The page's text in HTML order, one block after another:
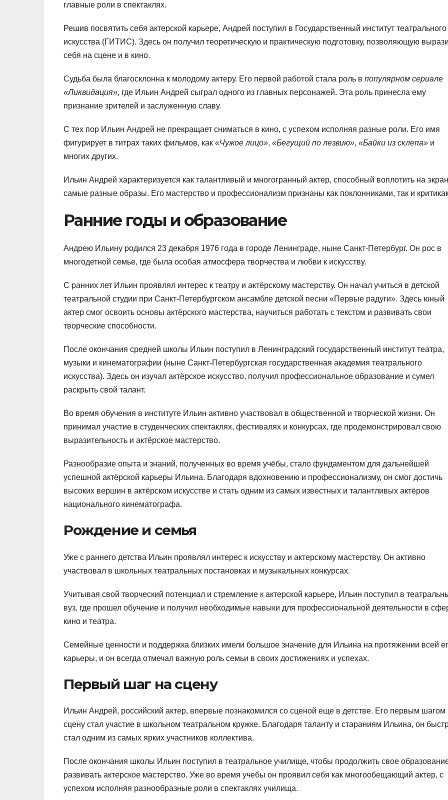
главные роли в спектаклях.
Решив посвятить себя актерской карьере, Андрей поступил в Государственный институт театрального
искусства (ГИТИС). Здесь он получил теоретическую и практическую подготовку, позволяющую
себя на сцене и в кино.
Судьба была благосклонна к молодому актеру. Его первой работой стала роль в популярном сериале
«Ликвидация», где Ильин Андрей сыграл одного из главных персонажей. Эта роль принесла ему
признание зрителей и заслуженную славу.
С тех пор Ильин Андрей не прекращает сниматься в кино, с успехом исполняя разные роли. Его имя
фигурирует в титрах таких фильмов, как «Чужое лицо», «Бегущий по лезвию», «Байки из склепа» и
многих других.
Ильин Андрей характеризуется как талантливый и многогранный актер, способный воплотить на
самые разные образы. Его мастерство и профессионализм признаны как поклонниками, так и
Ранние годы и образование
Андрею Ильину родился 23 декабря 1976 года в городе Ленинграде, ныне Санкт-Петербург. Он рос в
многодетной семье, где была особая атмосфера творчества и любви к искусству.
С ранних лет Ильин проявлял интерес к театру и актёрскому мастерству. Он начал учиться в детской
театральной студии при Санкт-Петербургском ансамбле детской песни «Первые радуги». Здесь юный
актер смог освоить основы актёрского мастерства, научиться работать с текстом и развивать свои
творческие способности.
После окончания средней школы Ильин поступил в Ленинградский государственный институт театра,
музыки и кинематографии (ныне Санкт-Петербургская государственная академия театрального
искусства). Здесь он изучал актёрское искусство, получил профессиональное образование и сумел
раскрыть свой талант.
Во время обучения в институте Ильин активно участвовал в общественной и творческой жизни. Он
принимал участие в студенческих спектаклях, фестивалях и конкурсах, где продемонстрировал свою
выразительность и актёрское мастерство.
Разнообразие опыта и знаний, полученных во время учёбы, стало фундаментом для дальнейшей
успешной актёрской карьеры Ильина. Благодаря вдохновению и профессионализму, он смог достичь
высоких вершин в актёрском искусстве и стать одним из самых известных и талантливых актёров
национального кинематографа.
Рождение и семья
Уже с раннего детства Ильин проявлял интерес к искусству и актерскому мастерству. Он активно
участвовал в школьных театральных постановках и музыкальных конкурсах.
Учитывая свой творческий потенциал и стремление к актерской карьере, Ильин поступил в
вуз, где прошел обучение и получил необходимые навыки для профессиональной деятельности в
кино и театра.
Семейные ценности и поддержка близких имели большое значение для Ильина на протяжении всей
карьеры, и он всегда отмечал важную роль семьи в своих достижениях и успехах.
Первый шаг на сцену
Ильин Андрей, российский актер, впервые познакомился со сценой еще в детстве. Его первым шагом
сцену стал участие в школьном театральном кружке. Благодаря таланту и стараниям Ильина, он
стал одним из самых ярких участников коллектива.
После окончания школы Ильин поступил в театральное училище, чтобы продолжить свое
развивать актерское мастерство. Уже во время учебы он проявил себя как многообещающий актер, с
успехом исполняя разнообразные роли в спектаклях училища.